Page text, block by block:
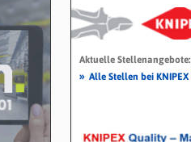
Aktuelle Stellenangebote:
» Alle Stellen bei KNIPEX